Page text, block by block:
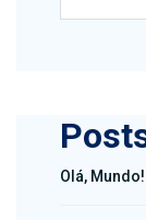
Olá, Mundo!